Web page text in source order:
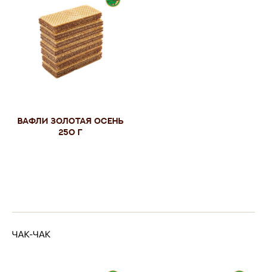
Вафли Золотая осень
250 г
ЧАК-ЧАК